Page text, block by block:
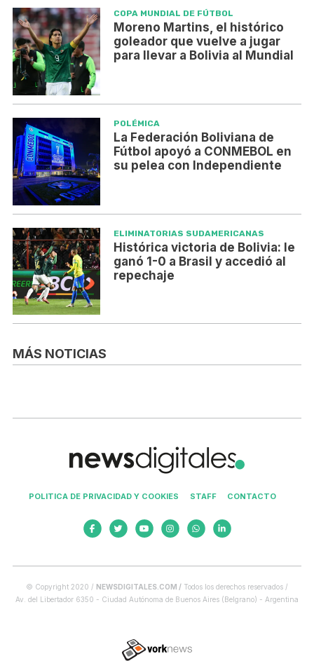
COPA MUNDIAL DE FÚTBOL
Moreno Martins, el histórico
goleador que vuelve a jugar
para llevar a Bolivia al Mundial
POLÉMICA
La Federación Boliviana de
Fútbol apoyó a CONMEBOL en
su pelea con Independiente
ELIMINATORIAS SUDAMERICANAS
Histórica victoria de Bolivia: le
ganó 1-0 a Brasil y accedió al
repechaje
MÁS NOTICIAS
POLITICA DE PRIVACIDAD Y COOKIES STAFF CONTACTO
© Copyright 2020 / NEWSDIGITALES.COM / Todos los derechos reservados /
Av. del Libertador 6350 - Ciudad Autónoma de Buenos Aires (Belgrano) - Argentina